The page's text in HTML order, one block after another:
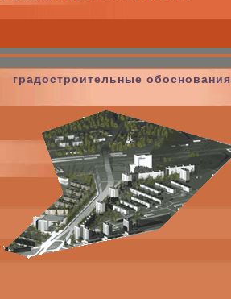
градостроительные обоснования